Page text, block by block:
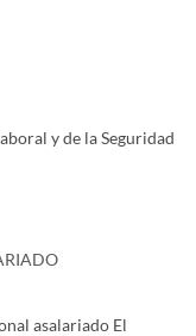
y de la Seguridad
asalariado El